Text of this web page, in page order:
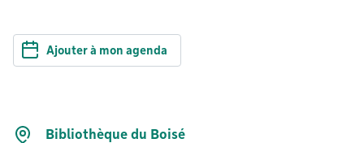
Ajouter à mon agenda
Bibliothèque du Boisé